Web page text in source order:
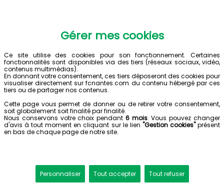
Gérer mes cookies
Ce site utilise des cookies pour son fonctionnement. Certaines
fonctionnalités sont disponibles via des tiers (réseaux sociaux, vidéo,
contenus multimédias).
En donnant votre consentement, ces tiers déposeront des cookies pour
visualiser directement sur fcnantes.com du contenu hébergé par ces
tiers ou de partager nos contenus.
Cette page vous permet de donner ou de retirer votre consentement,
soit globalement soit finalité par finalité.
Nous conservons votre choix pendant 6 mois. Vous pouvez changer
d'avis à tout moment en cliquant sur le lien "Gestion cookies"présent
en bas de chaque page de notre site.
Personnaliser Tout accepter Tout refuser